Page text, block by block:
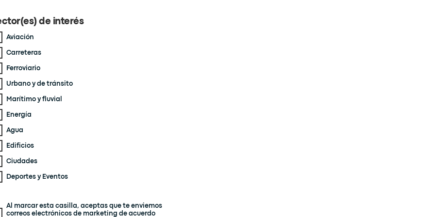
de interés
Aviación
Carreteras
Ferroviario
Urbano y de tránsito
Marítimo y fluvial
Energía
Agua
Edificios
Ciudades
Deportes y Eventos
Al marcar esta casilla, aceptas que te enviemos
correos electrónicos de marketing de acuerdo